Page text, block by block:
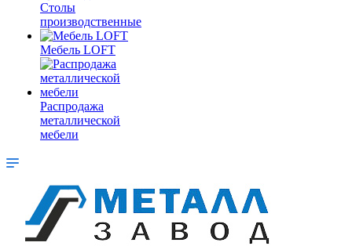
Столы
производственные
Мебель LOFT
Распродажа
металлической
мебели